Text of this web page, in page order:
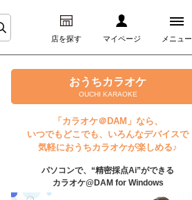
店を探す マイページ メニュー
ログイン
マイページ
プレミアムサービス
DAM★とも動画
おうちカラオケ
OUCHI KARAOKE
「カラオケ＠DAM」なら、
いつでもどこでも、いろんなデバイスで
気軽におうちカラオケが楽しめる♪
パソコンで、“精密採点Ai”ができる
カラオケ@DAM for Windows